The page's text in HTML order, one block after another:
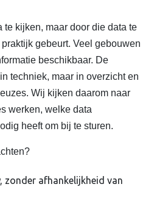
te kijken, maar door die data te
gebeurt. Veel gebouwen
beschikbaar. De
techniek, maar in overzicht en
Wij kijken daarom naar
werken, welke data
heeft om bij te sturen.
zonder afhankelijkheid van